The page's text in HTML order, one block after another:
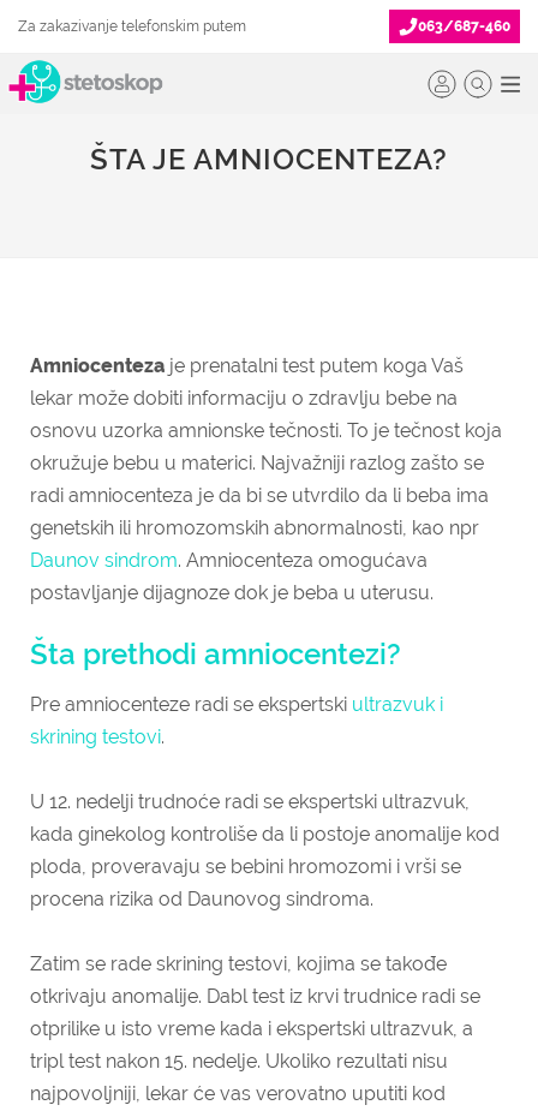
Za zakazivanje telefonskim putem 063/687-460
ŠTA JE AMNIOCENTEZA?
Amniocenteza je prenatalni test putem koga Vaš
lekar može dobiti informaciju o zdravlju bebe na
osnovu uzorka amnionske tečnosti. To je tečnost koja
okružuje bebu u materici. Najvažniji razlog zašto se
radi amniocenteza je da bi se utvrdilo da li beba ima
genetskih ili hromozomskih abnormalnosti, kao npr
Daunov sindrom. Amniocenteza omogućava
postavljanje dijagnoze dok je beba u uterusu.
Šta prethodi amniocentezi?
Pre amniocenteze radi se ekspertski ultrazvuk i
skrining testovi.
U 12. nedelji trudnoće radi se ekspertski ultrazvuk,
kada ginekolog kontroliše da li postoje anomalije kod
ploda, proveravaju se bebini hromozomi i vrši se
procena rizika od Daunovog sindroma.
Zatim se rade skrining testovi, kojima se takođe
otkrivaju anomalije. Dabl test iz krvi trudnice radi se
otprilike u isto vreme kada i ekspertski ultrazvuk, a
tripl test nakon 15. nedelje. Ukoliko rezultati nisu
najpovoljniji, lekar će vas verovatno uputiti kod